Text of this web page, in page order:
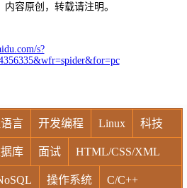
容原创，转载请注明。
s?
言 开发编程 Linux 科技
库 面试 HTML/CSS/XML
操作系统 C/C++